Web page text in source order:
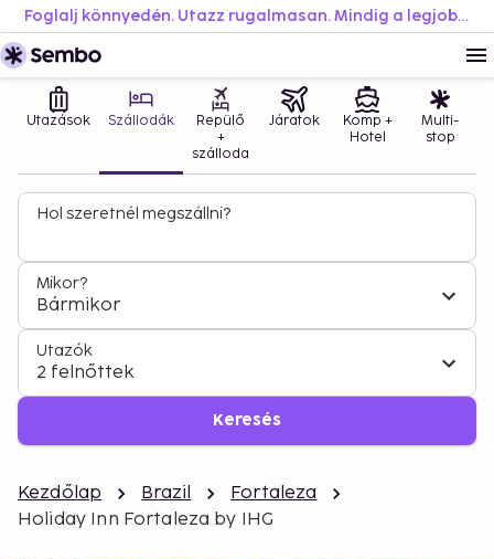
Foglalj könnyedén. Utazz rugalmasan. Mindig a legjobb áron.
Utazások Szállodák
Repülő
+
szálloda
Járatok
Komp +
Hotel
Multi-
stop
Hol szeretnél megszállni?
Mikor?
Bármikor
Utazók
2 felnőttek
Keresés
Kezdőlap Brazil
Fortaleza
Holiday Inn Fortaleza by IHG